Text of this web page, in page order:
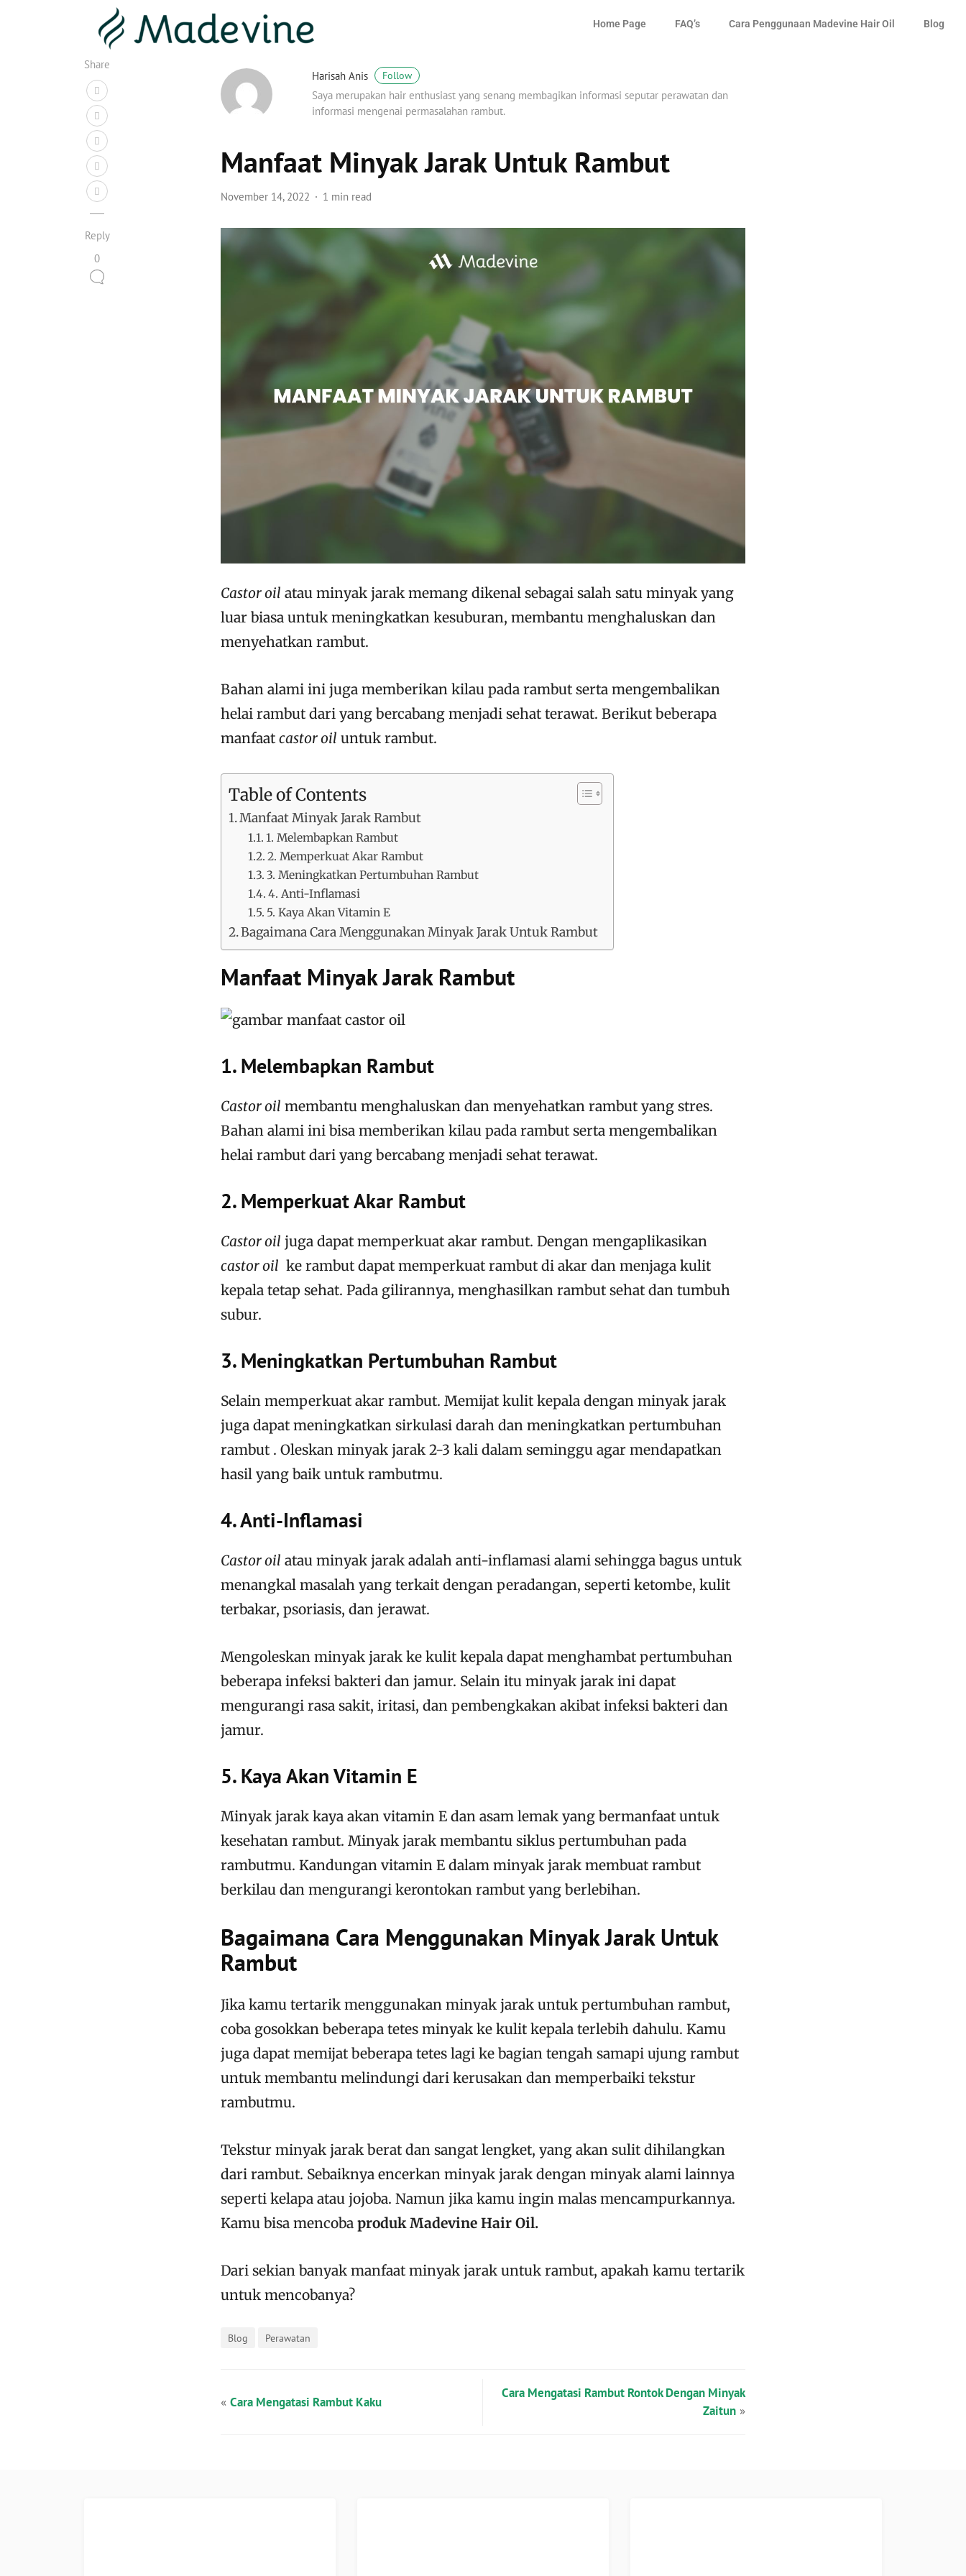
Home Page FAQ’s Cara Penggunaan Madevine Hair Oil Blog
Share
Reply
0
Harisah Anis Follow
Saya merupakan hair enthusiast yang senang membagikan informasi seputar perawatan dan
informasi mengenai permasalahan rambut.
Manfaat Minyak Jarak Untuk Rambut
November 14, 2022 1 min read
Castor oil atau minyak jarak memang dikenal sebagai salah satu minyak yang
luar biasa untuk meningkatkan kesuburan, membantu menghaluskan dan
menyehatkan rambut.
Bahan alami ini juga memberikan kilau pada rambut serta mengembalikan
helai rambut dari yang bercabang menjadi sehat terawat. Berikut beberapa
manfaat castor oil untuk rambut.
Table of Contents
Manfaat Minyak Jarak Rambut
1. Melembapkan Rambut
2. Memperkuat Akar Rambut
3. Meningkatkan Pertumbuhan Rambut
4. Anti-Inflamasi
5. Kaya Akan Vitamin E
Bagaimana Cara Menggunakan Minyak Jarak Untuk Rambut
Manfaat Minyak Jarak Rambut
1. Melembapkan Rambut
Castor oil membantu menghaluskan dan menyehatkan rambut yang stres.
Bahan alami ini bisa memberikan kilau pada rambut serta mengembalikan
helai rambut dari yang bercabang menjadi sehat terawat.
2. Memperkuat Akar Rambut
Castor oil juga dapat memperkuat akar rambut. Dengan mengaplikasikan
castor oil ke rambut dapat memperkuat rambut di akar dan menjaga kulit
kepala tetap sehat. Pada gilirannya, menghasilkan rambut sehat dan tumbuh
subur.
3. Meningkatkan Pertumbuhan Rambut
Selain memperkuat akar rambut. Memijat kulit kepala dengan minyak jarak
juga dapat meningkatkan sirkulasi darah dan meningkatkan pertumbuhan
rambut . Oleskan minyak jarak 2-3 kali dalam seminggu agar mendapatkan
hasil yang baik untuk rambutmu.
4. Anti-Inflamasi
Castor oil atau minyak jarak adalah anti-inflamasi alami sehingga bagus untuk
menangkal masalah yang terkait dengan peradangan, seperti ketombe, kulit
terbakar, psoriasis, dan jerawat.
Mengoleskan minyak jarak ke kulit kepala dapat menghambat pertumbuhan
beberapa infeksi bakteri dan jamur. Selain itu minyak jarak ini dapat
mengurangi rasa sakit, iritasi, dan pembengkakan akibat infeksi bakteri dan
jamur.
5. Kaya Akan Vitamin E
Minyak jarak kaya akan vitamin E dan asam lemak yang bermanfaat untuk
kesehatan rambut. Minyak jarak membantu siklus pertumbuhan pada
rambutmu. Kandungan vitamin E dalam minyak jarak membuat rambut
berkilau dan mengurangi kerontokan rambut yang berlebihan.
Bagaimana Cara Menggunakan Minyak Jarak Untuk
Rambut
Jika kamu tertarik menggunakan minyak jarak untuk pertumbuhan rambut,
coba gosokkan beberapa tetes minyak ke kulit kepala terlebih dahulu. Kamu
juga dapat memijat beberapa tetes lagi ke bagian tengah samapi ujung rambut
untuk membantu melindungi dari kerusakan dan memperbaiki tekstur
rambutmu.
Tekstur minyak jarak berat dan sangat lengket, yang akan sulit dihilangkan
dari rambut. Sebaiknya encerkan minyak jarak dengan minyak alami lainnya
seperti kelapa atau jojoba. Namun jika kamu ingin malas mencampurkannya.
Kamu bisa mencoba produk Madevine Hair Oil.
Dari sekian banyak manfaat minyak jarak untuk rambut, apakah kamu tertarik
untuk mencobanya?
Blog Perawatan
« Cara Mengatasi Rambut Kaku
Cara Mengatasi Rambut Rontok Dengan Minyak
Zaitun »